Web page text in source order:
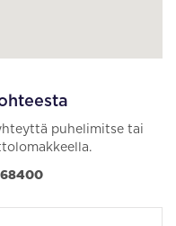
puhelimitse tai